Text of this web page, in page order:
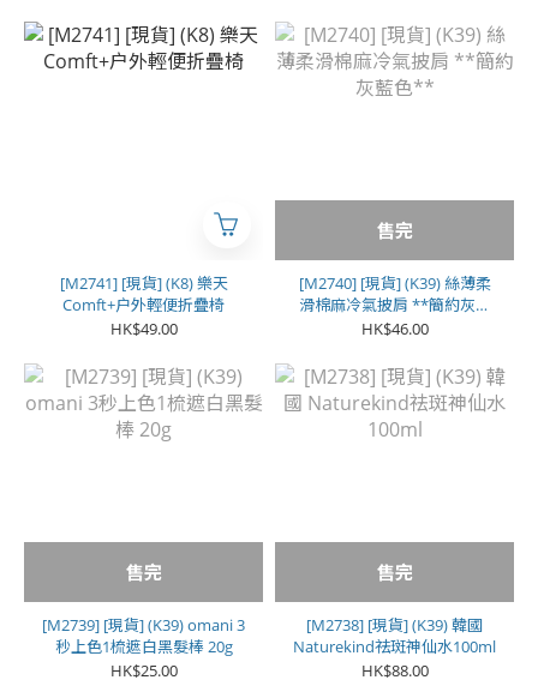
[M2741] [現貨] (K8) 樂天
Comft+户外輕便折疊椅
HK$49.00
售完
[M2740] [現貨] (K39) 絲薄柔
滑棉麻冷氣披肩 **簡約灰藍
色**
HK$46.00
售完
[M2739] [現貨] (K39) omani 3
秒上色1梳遮白黑髮棒 20g
HK$25.00
售完
[M2738] [現貨] (K39) 韓國
Naturekind祛斑神仙水100ml
HK$88.00